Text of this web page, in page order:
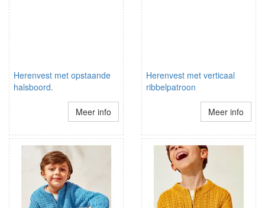
Herenvest met opstaande
halsboord.
Meer info
Herenvest met verticaal
ribbelpatroon
Meer info